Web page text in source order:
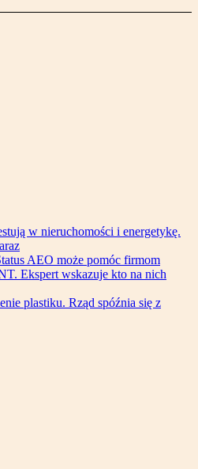
w nieruchomości i energetykę.
AEO może pomóc firmom
Ekspert wskazuje kto na nich
plastiku. Rząd spóźnia się z